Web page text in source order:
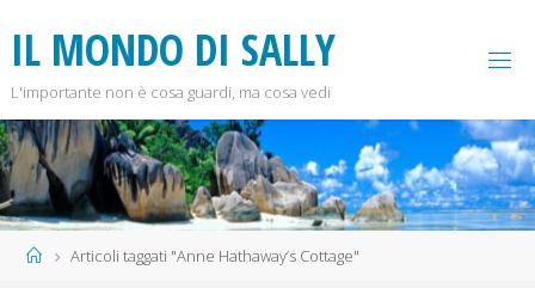
contenuto
IL MONDO DI SALLY
L'importante non è cosa guardi, ma cosa vedi
HomeArticoli taggati "Anne Hathaway’s Cottage"